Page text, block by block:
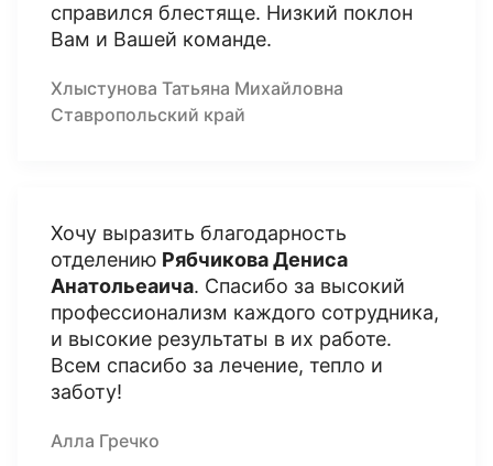
справился блестяще. Низкий поклон
Вам и Вашей команде.
Хлыстунова Татьяна Михайловна
Ставропольский край
Хочу выразить благодарность
отделению Рябчикова Дениса
Анатольеаича. Спасибо за высокий
профессионализм каждого сотрудника,
и высокие результаты в их работе.
Всем спасибо за лечение, тепло и
заботу!
Алла Гречко